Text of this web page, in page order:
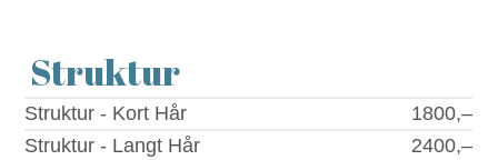
Struktur
Struktur - Kort Hår
1800,–
Struktur - Langt Hår
2400,–